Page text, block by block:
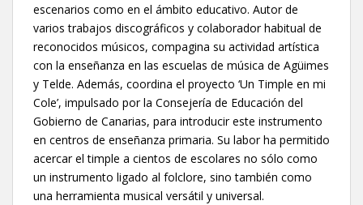
escenarios como en el ámbito educativo. Autor de
varios trabajos discográficos y colaborador habitual de
reconocidos músicos, compagina su actividad artística
con la enseñanza en las escuelas de música de Agüimes
y Telde. Además, coordina el proyecto ‘Un Timple en mi
Cole’, impulsado por la Consejería de Educación del
Gobierno de Canarias, para introducir este instrumento
en centros de enseñanza primaria. Su labor ha permitido
acercar el timple a cientos de escolares no sólo como
un instrumento ligado al folclore, sino también como
una herramienta musical versátil y universal.